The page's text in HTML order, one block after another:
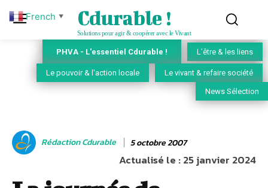
Cdurable !
Solutions pour agir & coopérer avec le Vivant
PHVA - L'essentiel Cdurable ! L'être & les liens
Le pouvoir & l'action locale Le vivant & refaire société
News Sélection
Rédaction Cdurable 5 octobre 2007
Actualisé le :25 janvier 2024
French ▼